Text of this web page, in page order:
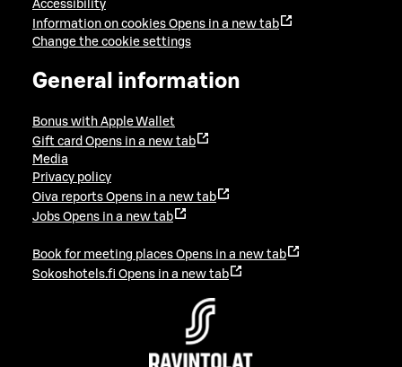
Accessibility
Information on cookies Opens in a new tab
Change the cookie settings
General information
Bonus with Apple Wallet
Gift card Opens in a new tab
Media
Privacy policy
Oiva reports Opens in a new tab
Jobs Opens in a new tab
Book for meeting places Opens in a new tab
Sokoshotels.fi Opens in a new tab